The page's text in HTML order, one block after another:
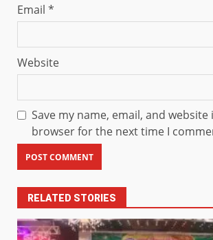
Email *
Website
Save my name, email, and website
browser for the next time I
RELATED STORIES